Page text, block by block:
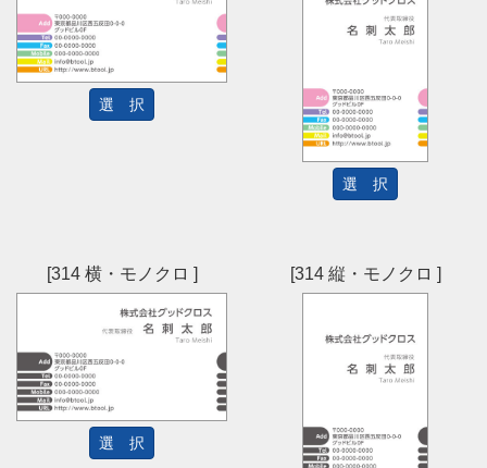
選 択
選 択
[314 横・モノクロ ]
選 択
[314 縦・モノクロ ]